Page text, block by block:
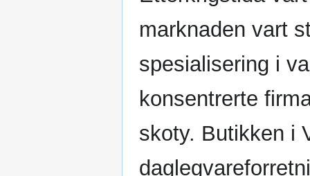
marknaden vart
spesialisering i
konsentrerte
skoty. Butikken i